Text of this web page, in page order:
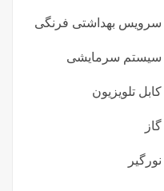
سرویس بهداشتی فرنگی
سیستم سرمایشی
کابل تلویزیون
گاز
نورگیر